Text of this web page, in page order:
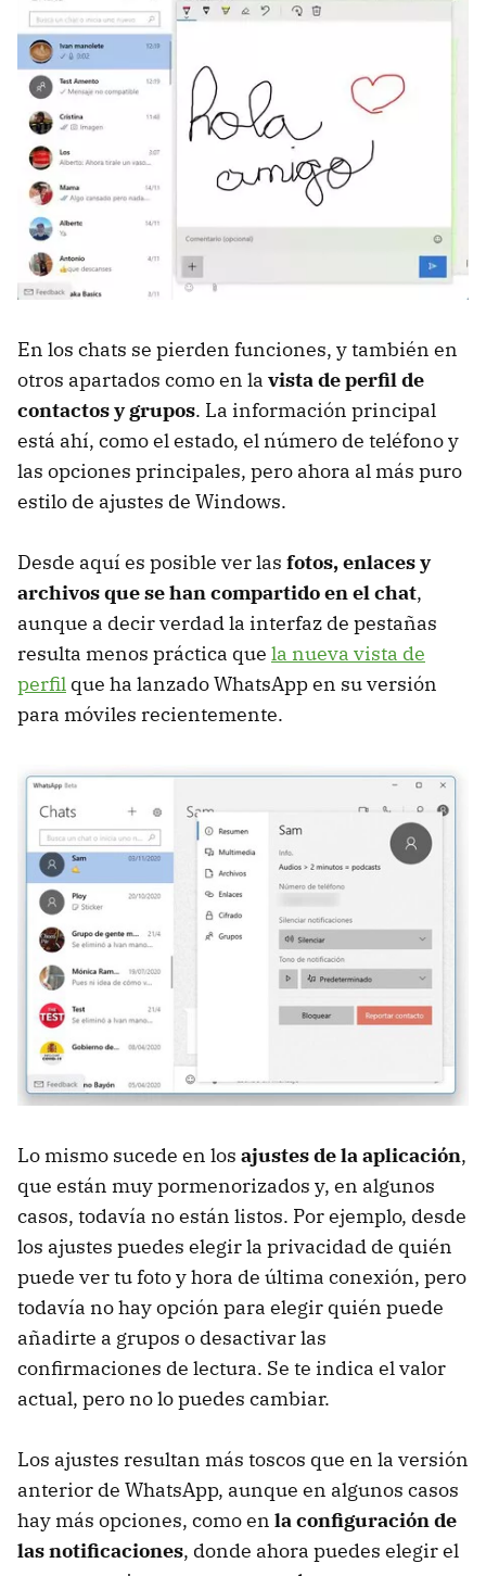
En los chats se pierden funciones, y también en
otros apartados como en la vista de perfil de
contactos y grupos. La información principal
está ahí, como el estado, el número de teléfono y
las opciones principales, pero ahora al más puro
estilo de ajustes de Windows.
Desde aquí es posible ver las fotos, enlaces y
archivos que se han compartido en el chat,
aunque a decir verdad la interfaz de pestañas
resulta menos práctica que la nueva vista de
perfil que ha lanzado WhatsApp en su versión
para móviles recientemente.
Lo mismo sucede en los ajustes de la aplicación,
que están muy pormenorizados y, en algunos
casos, todavía no están listos. Por ejemplo, desde
los ajustes puedes elegir la privacidad de quién
puede ver tu foto y hora de última conexión, pero
todavía no hay opción para elegir quién puede
añadirte a grupos o desactivar las
confirmaciones de lectura. Se te indica el valor
actual, pero no lo puedes cambiar.
Los ajustes resultan más toscos que en la versión
anterior de WhatsApp, aunque en algunos casos
hay más opciones, como en la configuración de
las notificaciones, donde ahora puedes elegir el